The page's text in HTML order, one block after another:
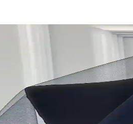
Seti Düğün ve Özel
seti, özel günlerinizde şık ve
Bohça Süsü Düğün ve
süsü, yüksek kaliteli malzemeleri ve